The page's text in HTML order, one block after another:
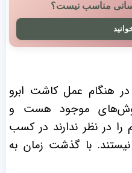
مناسب نیست؟
هنگام عمل کاشت ابرو
روش‌های موجود هست و
در نظر ندارند در کسب
با گذشت زمان به